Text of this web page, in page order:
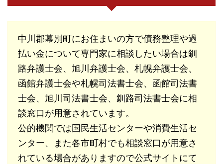
中川郡幕別町にお住まいの方で債務整理や過
払い金について専門家に相談したい場合は釧
路弁護士会、旭川弁護士会、札幌弁護士会、
函館弁護士会や札幌司法書士会、函館司法書
士会、旭川司法書士会、釧路司法書士会に相
談窓口が用意されています。
公的機関では国民生活センターや消費生活セ
ンター、また各市町村でも相談窓口が用意さ
れている場合がありますので公式サイトにて